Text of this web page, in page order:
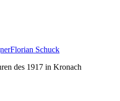
Florian Schuck
des 1917 in Kronach